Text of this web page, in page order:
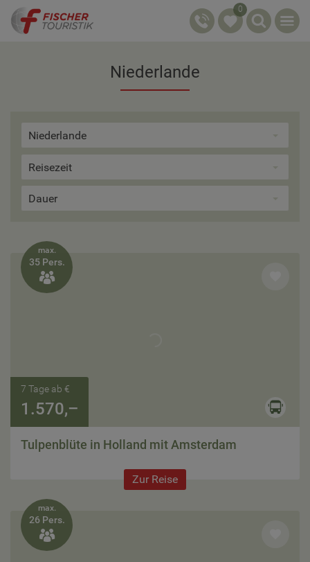
0
Niederlande
Niederlande
Reisezeit
Dauer
max.
35 Pers.

7 Tage ab €
1.570,–
Tulpenblüte in Holland mit Amsterdam
Zur Reise
max.
26 Pers.
